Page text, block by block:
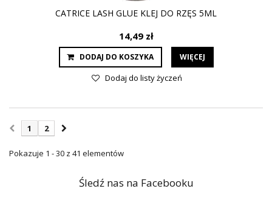
CATRICE LASH GLUE KLEJ DO RZĘS 5ML
14,49 zł
DODAJ DO KOSZYKA WIĘCEJ
Dodaj do listy życzeń
1 2
Pokazuje 1 - 30 z 41 elementów
Śledź nas na Facebooku